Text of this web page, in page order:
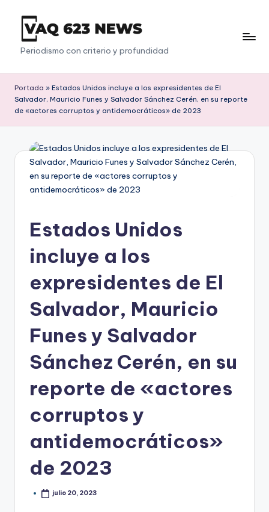
Saltar
contenido
V
a
q
6
2
3
Periodismo con criterio y profundidad
Portada » Estados Unidos incluye a los expresidentes de El
Salvador, Mauricio Funes y Salvador Sánchez Cerén, en su reporte
de «actores corruptos y antidemocráticos» de 2023
Estados Unidos
incluye a los
expresidentes de El
Salvador, Mauricio
Funes y Salvador
Sánchez Cerén, en su
reporte de «actores
corruptos y
antidemocráticos»
de 2023
julio 20, 2023